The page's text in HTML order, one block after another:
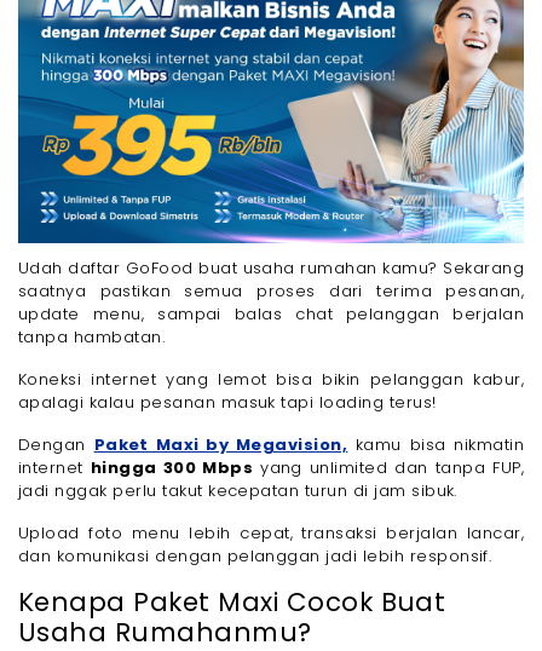
Udah daftar GoFood buat usaha rumahan kamu? Sekarang
saatnya pastikan semua proses dari terima pesanan,
update menu, sampai balas chat pelanggan berjalan
tanpa hambatan.
Koneksi internet yang lemot bisa bikin pelanggan kabur,
apalagi kalau pesanan masuk tapi loading terus!
Dengan Paket Maxi by Megavision, kamu bisa nikmatin
internet hingga 300 Mbps yang unlimited dan tanpa FUP,
jadi nggak perlu takut kecepatan turun di jam sibuk.
Upload foto menu lebih cepat, transaksi berjalan lancar,
dan komunikasi dengan pelanggan jadi lebih responsif.
Kenapa Paket Maxi Cocok Buat
Usaha Rumahanmu?